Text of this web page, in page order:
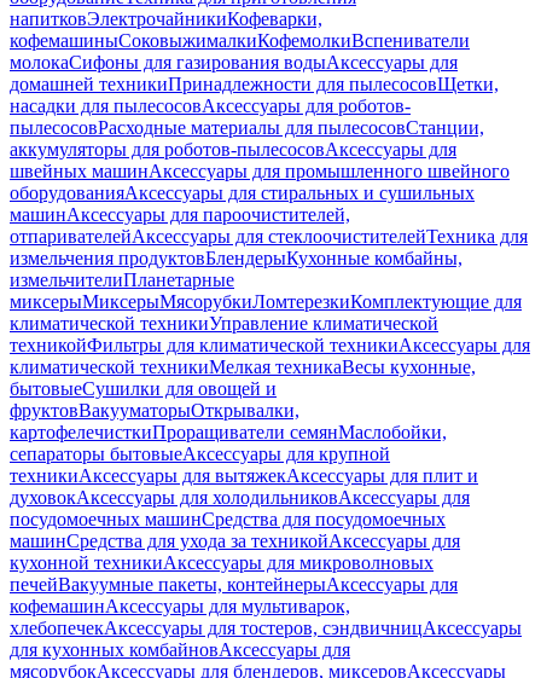
напитковЭлектрочайникиКофеварки,
кофемашиныСоковыжималкиКофемолкиВспениватели
молокаСифоны для газирования водыАксессуары для
домашней техникиПринадлежности для пылесосовЩетки,
насадки для пылесосовАксессуары для роботов-
пылесосовРасходные материалы для пылесосовСтанции,
аккумуляторы для роботов-пылесосовАксессуары для
швейных машинАксессуары для промышленного швейного
оборудованияАксессуары для стиральных и сушильных
машинАксессуары для пароочистителей,
отпаривателейАксессуары для стеклоочистителейТехника для
измельчения продуктовБлендерыКухонные комбайны,
измельчителиПланетарные
миксерыМиксерыМясорубкиЛомтерезкиКомплектующие для
климатической техникиУправление климатической
техникойФильтры для климатической техникиАксессуары для
климатической техникиМелкая техникаВесы кухонные,
бытовыеСушилки для овощей и
фруктовВакууматорыОткрывалки,
картофелечисткиПроращиватели семянМаслобойки,
сепараторы бытовыеАксессуары для крупной
техникиАксессуары для вытяжекАксессуары для плит и
духовокАксессуары для холодильниковАксессуары для
посудомоечных машинСредства для посудомоечных
машинСредства для ухода за техникойАксессуары для
кухонной техникиАксессуары для микроволновых
печейВакуумные пакеты, контейнерыАксессуары для
кофемашинАксессуары для мультиварок,
хлебопечекАксессуары для тостеров, сэндвичницАксессуары
для кухонных комбайновАксессуары для
мясорубокАксессуары для блендеров, миксеровАксессуары